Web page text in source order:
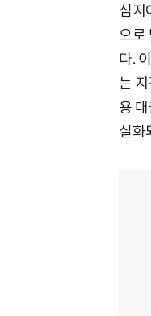
심지
으로
다.
는
용
실화